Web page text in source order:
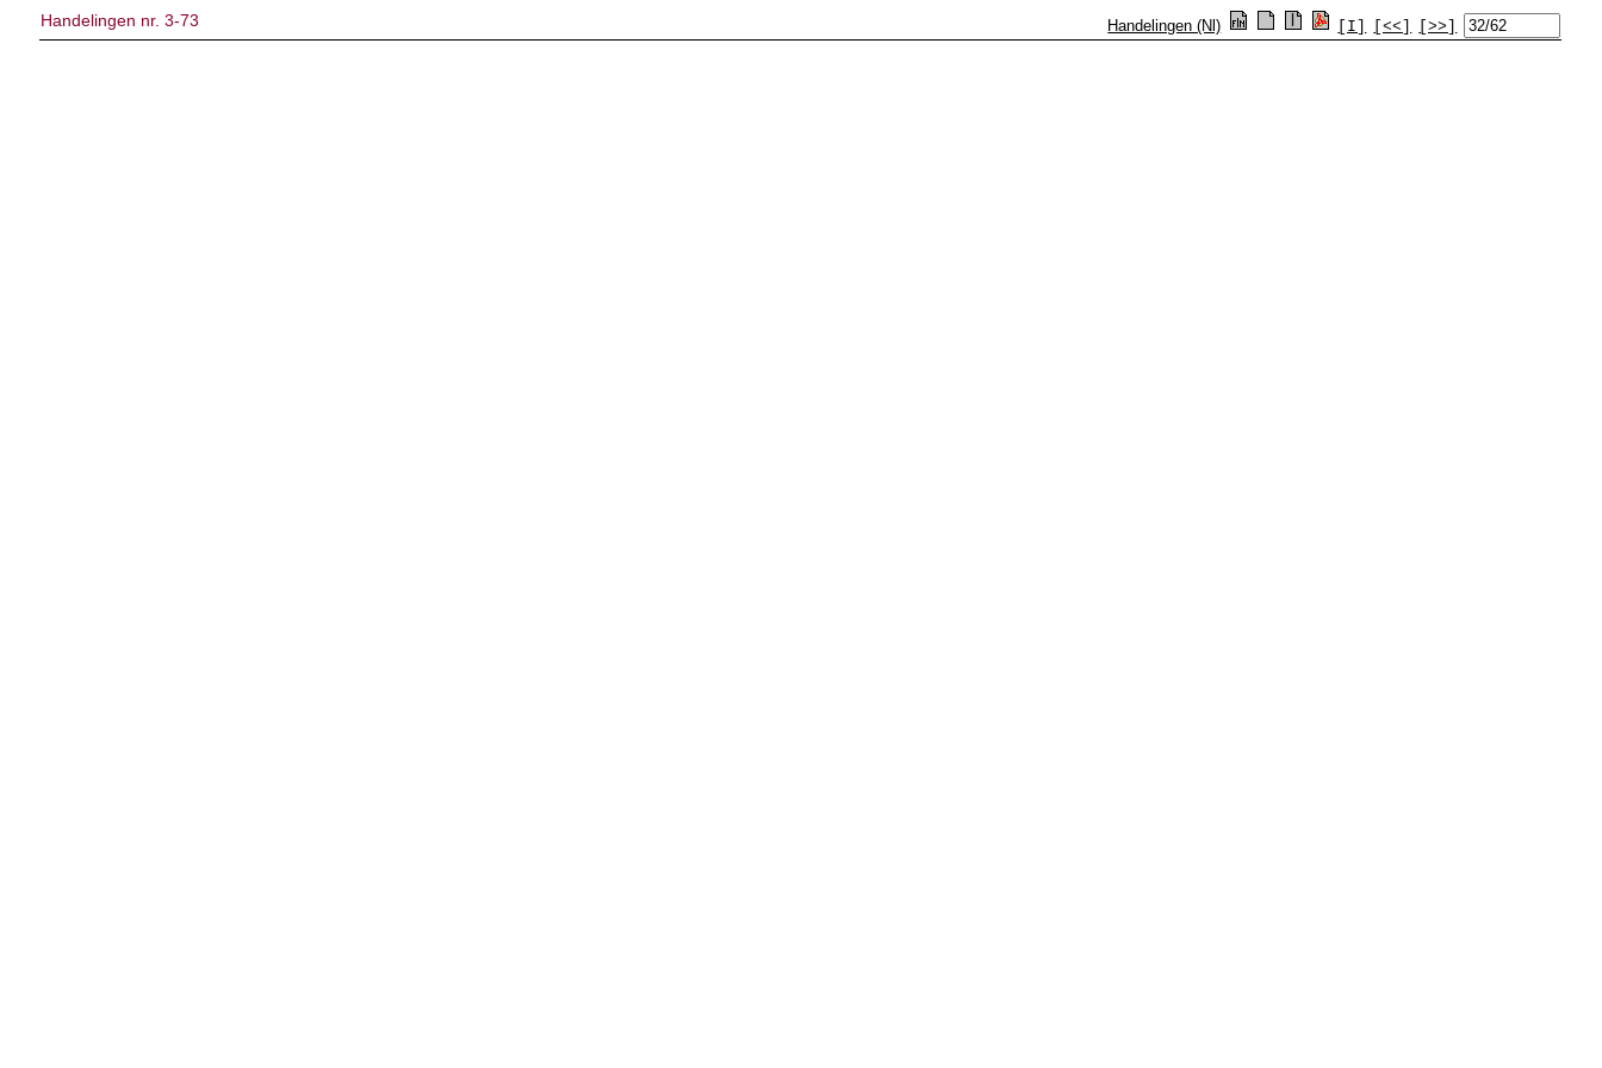
Handelingen nr. 3-73 Handelingen (Nl) [I] [<<] [>>]